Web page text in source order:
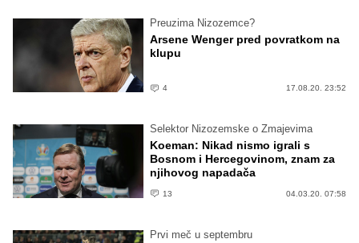
Preuzima Nizozemce?
Arsene Wenger pred povratkom na
klupu
4 17.08.20. 23:52
Selektor Nizozemske o Zmajevima
Koeman: Nikad nismo igrali s
Bosnom i Hercegovinom, znam za
njihovog napadača
13 04.03.20. 07:58
Prvi meč u septembru